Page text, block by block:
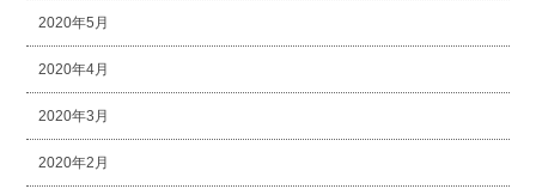
2020年5月
2020年4月
2020年3月
2020年2月